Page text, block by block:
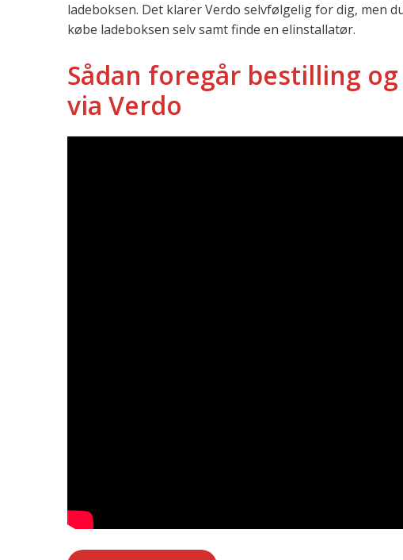
ladeboksen. Det klarer Verdo selvfølgelig for dig, men
købe ladeboksen selv samt finde en elinstallatør.
Sådan foregår bestilling
via Verdo